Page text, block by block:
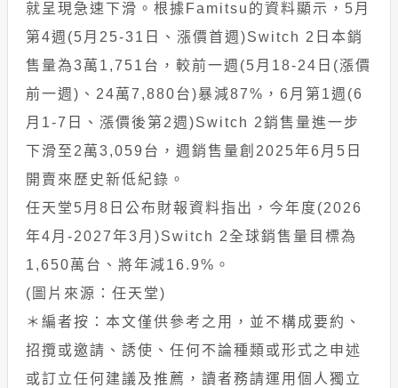
就呈現急速下滑。根據Famitsu的資料顯示，5月
第4週(5月25-31日、漲價首週)Switch 2日本銷
售量為3萬1,751台，較前一週(5月18-24日(漲價
前一週)、24萬7,880台)暴減87%，6月第1週(6
月1-7日、漲價後第2週)Switch 2銷售量進一步
下滑至2萬3,059台，週銷售量創2025年6月5日
開賣來歷史新低紀錄。
任天堂5月8日公布財報資料指出，今年度(2026
年4月-2027年3月)Switch 2全球銷售量目標為
1,650萬台、將年減16.9%。
(圖片來源：任天堂)
＊編者按：本文僅供參考之用，並不構成要約、
招攬或邀請、誘使、任何不論種類或形式之申述
或訂立任何建議及推薦，讀者務請運用個人獨立